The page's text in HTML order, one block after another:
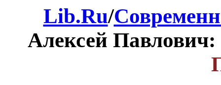
Lib.Ru/
Алексей Павлович: